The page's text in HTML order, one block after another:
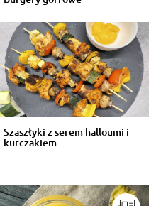
Szaszłyki z serem halloumi i
kurczakiem